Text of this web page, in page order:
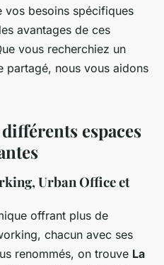
vos besoins spécifiques
avantages de ces
vous recherchiez un
partagé, nous vous aidons
espaces
Urban Office et
offrant plus de
chacun avec ses
renommés, on trouve La